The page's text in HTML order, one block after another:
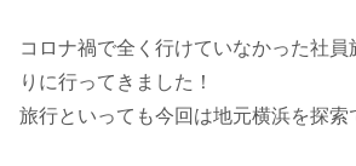
コロナ禍で全く行けていなかった社
りに行ってきました！
旅行といっても今回は地元横浜を探索